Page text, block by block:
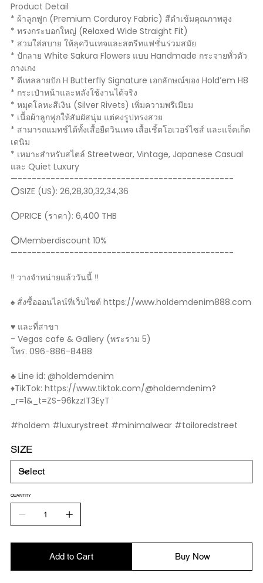
Product Detail
* ผ้าลูกฟูก (Premium Corduroy Fabric) สีดำเข้มคุณภาพสูง
* ทรงกระบอกใหญ่ (Relaxed Wide Straight Fit)
* สวมใส่สบาย ให้ลุควินเทจและสตรีทแฟชั่นร่วมสมัย
* ปักลาย White Sakura Flowers แบบ Handmade กระจายทั่วตัว
กางเกง
* ดีเทลลายปัก H Butterfly Signature เอกลักษณ์ของ Hold’em H8
* กระเป๋าหน้าและหลังใช้งานได้จริง
* หมุดโลหะสีเงิน (Silver Rivets) เพิ่มความพรีเมียม
* เนื้อผ้าลูกฟูกให้สัมผัสนุ่ม แต่คงรูปทรงสวย
* สามารถแมทช์ได้ทั้งเสื้อยืดวินเทจ เสื้อเชิ้ตโอเวอร์ไซส์ และแจ็คเก็ต
เดนิม
* เหมาะสำหรับสไตล์ Streetwear, Vintage, Japanese Casual
และ Quiet Luxury
—----------------------------------------------
⭕️SIZE (US): 26,28,30,32,34,36
⭕️PRICE (ราคา): 6,400 THB
⭕️Memberdiscount 10%
—----------------------------------------------
‼️ วางจำหน่ายแล้ววันนี้ ‼️
♠️ สั่งซื้อออนไลน์ที่เว็บไซต์ https://www.holdemdenim888.com
♥️ และที่สาขา
- Vegas cafe & Gallery (พระราม 5)
โทร. 096-886-8488
♣️ Line id: @holdemdenim
♦️TikTok: https://www.tiktok.com/@holdemdenim?
_r=1&_t=ZS-96kzzIT3EyT
#holdem #luxurystreet #minimalwear #tailoredstreet
SIZE
QUANTITY
Add to Cart Buy Now